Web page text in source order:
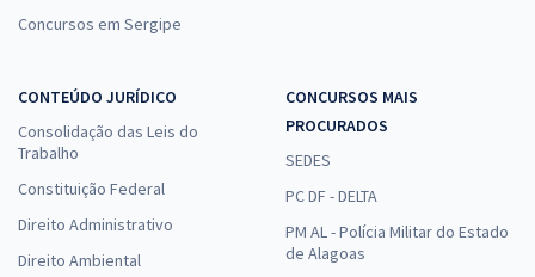
Concursos em Sergipe
CONTEÚDO JURÍDICO
Consolidação das Leis do
Trabalho
Constituição Federal
Direito Administrativo
Direito Ambiental
CONCURSOS MAIS
PROCURADOS
SEDES
PC DF - DELTA
PM AL - Polícia Militar do Estado
de Alagoas